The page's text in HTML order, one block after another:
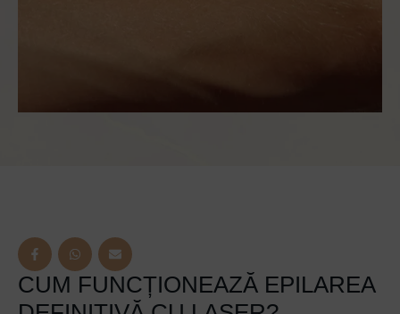
CUM FUNCȚIONEAZĂ EPILAREA